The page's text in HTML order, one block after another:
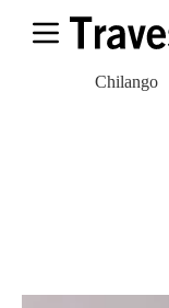
Chilango